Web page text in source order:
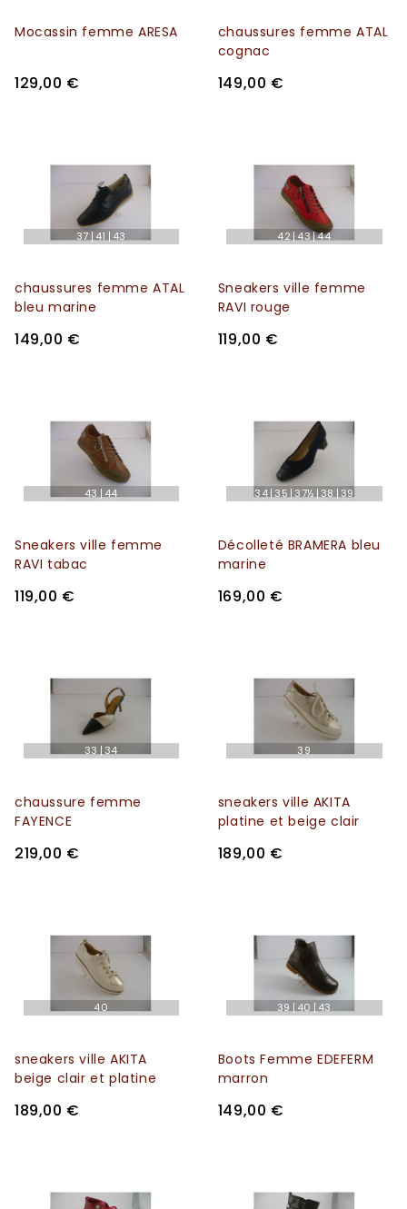
Mocassin femme ARESA
129,00 €
chaussures femme ATAL
cognac
149,00 €
37 41 43
chaussures femme ATAL
bleu marine
149,00 €
42 43 44
Sneakers ville femme
RAVI rouge
119,00 €
43 44
Sneakers ville femme
RAVI tabac
119,00 €
34 35 37½ 38 39
Décolleté BRAMERA bleu
marine
169,00 €
33 34
chaussure femme
FAYENCE
219,00 €
39
sneakers ville AKITA
platine et beige clair
189,00 €
40
sneakers ville AKITA
beige clair et platine
189,00 €
39 40 43
Boots Femme EDEFERM
marron
149,00 €